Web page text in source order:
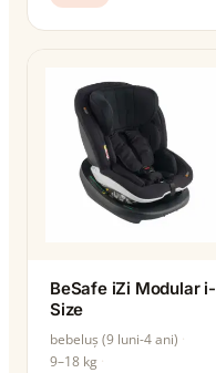
BeSafe iZi Modular i-
Size
bebeluș (9 luni-4 ani)
9–18 kg